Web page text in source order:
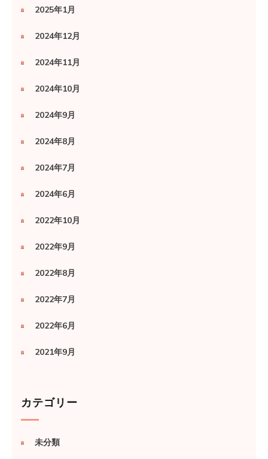
2025年1月
2024年12月
2024年11月
2024年10月
2024年9月
2024年8月
2024年7月
2024年6月
2022年10月
2022年9月
2022年8月
2022年7月
2022年6月
2021年9月
カテゴリー
未分類